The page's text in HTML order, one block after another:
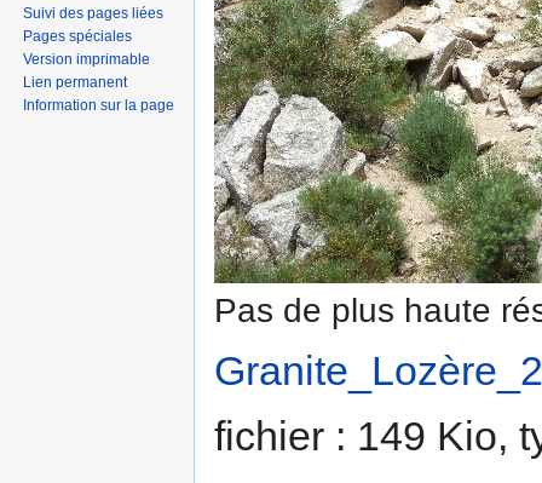
Pas de plus haute
fichier : 149 Kio,
Suivi des pages liées
Pages spéciales
Version imprimable
Lien permanent
Information sur la page